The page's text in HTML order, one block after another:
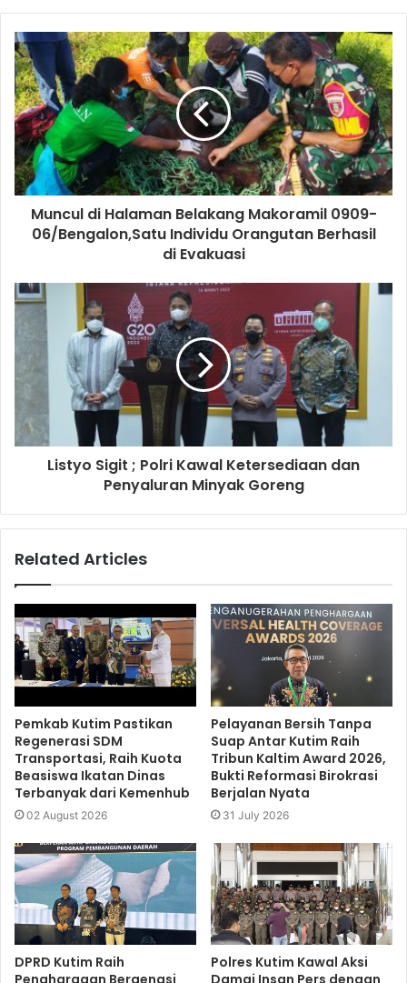
Muncul di Halaman Belakang Makoramil 0909-
06/Bengalon,Satu Individu Orangutan Berhasil
di Evakuasi
Listyo Sigit ; Polri Kawal Ketersediaan dan
Penyaluran Minyak Goreng
Related Articles
Pemkab Kutim Pastikan
Regenerasi SDM
Transportasi, Raih Kuota
Beasiswa Ikatan Dinas
Terbanyak dari Kemenhub
02 August 2026
Pelayanan Bersih Tanpa
Suap Antar Kutim Raih
Tribun Kaltim Award 2026,
Bukti Reformasi Birokrasi
Berjalan Nyata
31 July 2026
DPRD Kutim Raih
Polres Kutim Kawal Aksi